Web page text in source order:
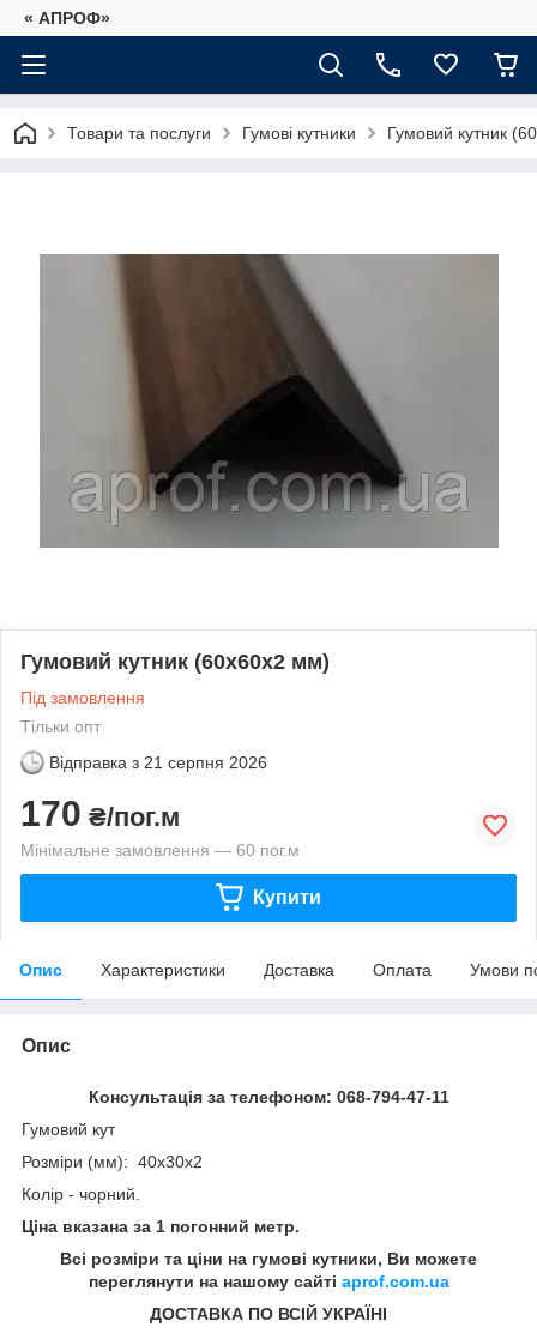
« АПРОФ»
Товари та послуги Гумові кутники Гумовий кутник
Гумовий кутник (60х60х2 мм)
Під замовлення
Тільки опт
Відправка з 21 серпня 2026
170 ₴/пог.м
Мінімальне замовлення — 60 пог.м
Купити
Опис Характеристики Доставка Оплата Умови
Опис
Консультація за телефоном: 068-794-47-11
Гумовий кут
Розміри (мм): 40х30х2
Колір - чорний.
Ціна вказана за 1 погонний метр.
Всі розміри та ціни на гумові кутники, Ви можете
переглянути на нашому сайті aprof.com.ua
ДОСТАВКА ПО ВСІЙ УКРАЇНІ